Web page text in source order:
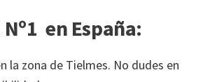
Nº1 en España:
la zona de Tielmes. No dudes en